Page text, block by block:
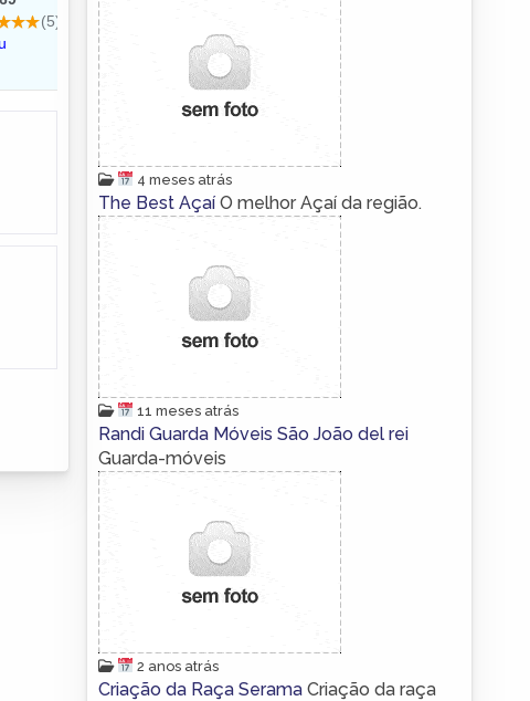
4 meses atrás
The Best Açaí O melhor Açaí da região.
11 meses atrás
Randi Guarda Móveis São João del rei
Guarda-móveis
2 anos atrás
Criação da Raça Serama Criação da raça